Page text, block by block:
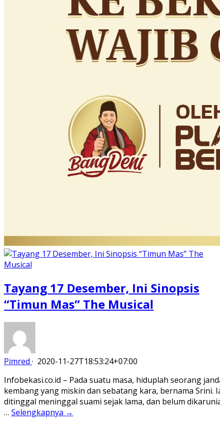
Tayang 17 Desember, Ini Sinopsis
“Timun Mas” The Musical
Pimred · 2020-11-27T18:53:24+07:00
Infobekasi.co.id – Pada suatu masa, hiduplah seorang
kembang yang miskin dan sebatang kara, bernama Srini.
ditinggal meninggal suami sejak lama, dan belum
… Selengkapnya →